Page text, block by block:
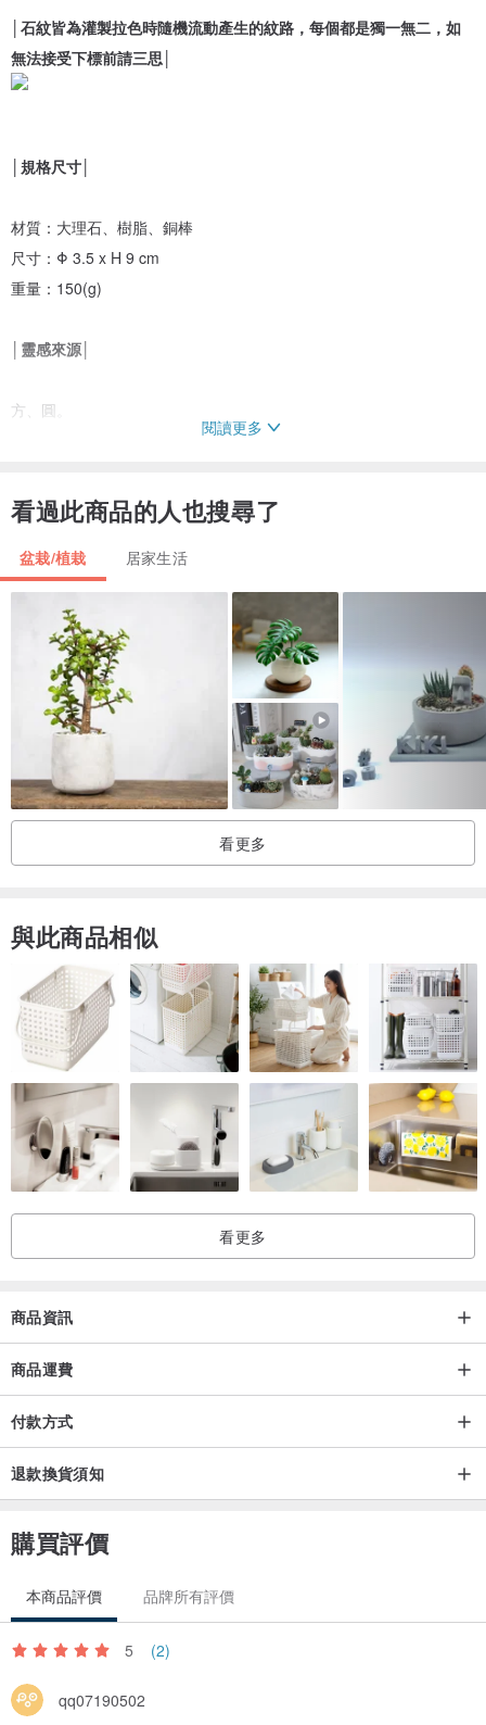
│石紋皆為灌製拉色時隨機流動產生的紋路，每個都是獨一無二，如
無法接受下標前請三思│
│規格尺寸│
材質：大理石、樹脂、銅棒
尺寸：Φ 3.5 x H 9 cm
重量：150(g)
│靈感來源│
方、圓。
自由旋轉的巧思、玩轉高低層次的變化，花藝也能變得立體。
│注意事項│
1.不含拍攝用所有道具。
2.皆為手工開製模製作而成，會有模線與手工研磨的高低落差，手工
非機器，如無法接受，請勿訂購。
3.非食材器皿，請勿盛裝無包裝之食品。
4.運送途中如遇嚴重瑕疵或損壞，請保留完整包裝於七日內更換同款
閱讀更多
看過此商品的人也搜尋了
盆栽/植栽 居家生活
看更多
與此商品相似
看更多
商品資訊
商品運費
付款方式
退款換貨須知
購買評價
本商品評價 品牌所有評價
5 (2)
qq07190502